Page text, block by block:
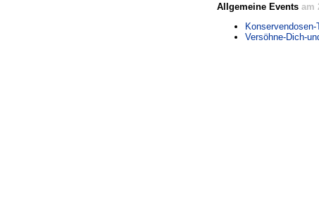
Allgemeine Events am
Konservendosen-
Versöhne-Dich-